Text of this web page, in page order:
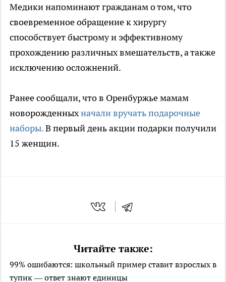
Медики напоминают гражданам о том, что
своевременное обращение к хирургу
способствует быстрому и эффективному
прохождению различных вмешательств, а также
исключению осложнений.
Ранее сообщали, что в Оренбуржье мамам
новорожденныхначали вручать подарочные
наборы.В первый день акции подарки получили
15 женщин.
Читайте также:
99% ошибаются: школьный пример ставит взрослых в
тупик — ответ знают единицы